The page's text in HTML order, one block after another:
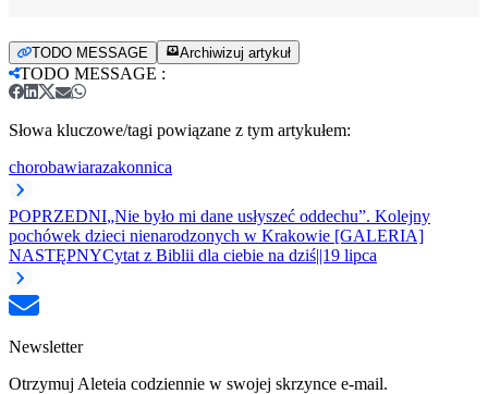
TODO MESSAGE Archiwizuj artykuł
TODO MESSAGE :
Słowa kluczowe/tagi powiązane z tym artykułem:
chorobawiarazakonnica
POPRZEDNI„Nie było mi dane usłyszeć oddechu”. Kolejny
pochówek dzieci nienarodzonych w Krakowie [GALERIA]
NASTĘPNYCytat z Biblii dla ciebie na dziś||19 lipca
Newsletter
Otrzymuj Aleteia codziennie w swojej skrzynce e-mail.